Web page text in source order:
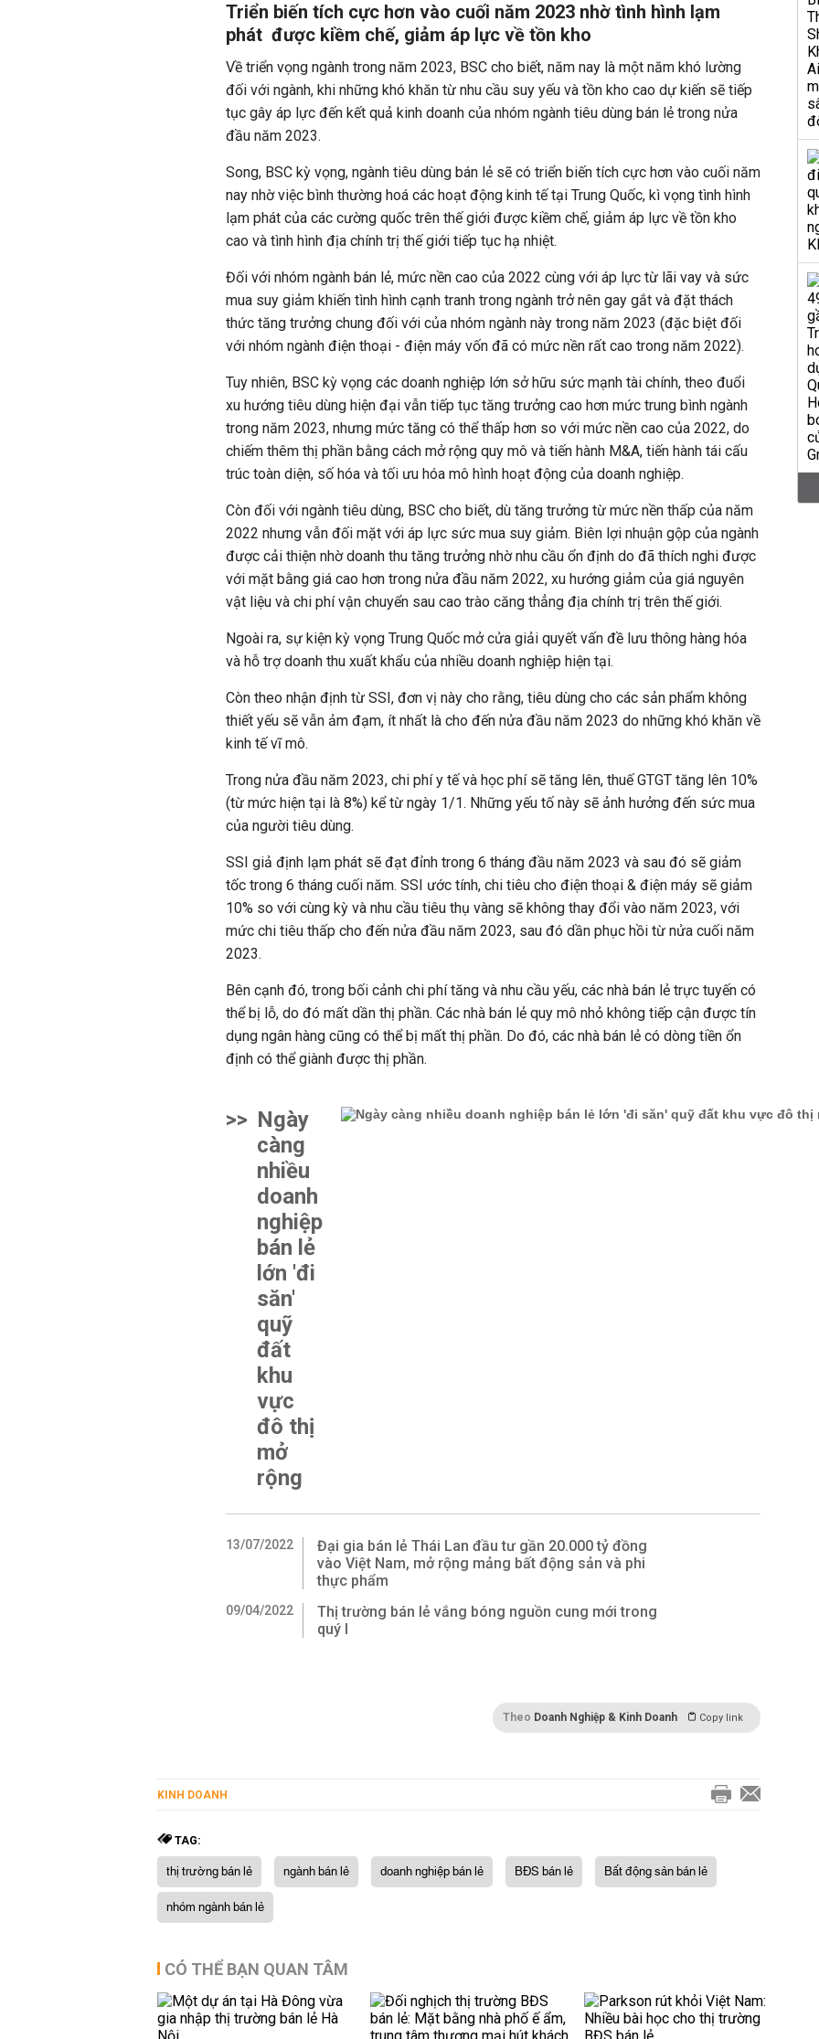
Triển biến tích cực hơn vào cuối năm 2023 nhờ tình hình lạm
phát được kiềm chế, giảm áp lực về tồn kho
Về triển vọng ngành trong năm 2023, BSC cho biết, năm nay là một năm khó lường
đối với ngành, khi những khó khăn từ nhu cầu suy yếu và tồn kho cao dự kiến sẽ tiếp
tục gây áp lực đến kết quả kinh doanh của nhóm ngành tiêu dùng bán lẻ trong nửa
đầu năm 2023.
Song, BSC kỳ vọng, ngành tiêu dùng bán lẻ sẽ có triển biến tích cực hơn vào cuối năm
nay nhờ việc bình thường hoá các hoạt động kinh tế tại Trung Quốc, kì vọng tình hình
lạm phát của các cường quốc trên thế giới được kiềm chế, giảm áp lực về tồn kho
cao và tình hình địa chính trị thế giới tiếp tục hạ nhiệt.
Đối với nhóm ngành bán lẻ, mức nền cao của 2022 cùng với áp lực từ lãi vay và sức
mua suy giảm khiến tình hình cạnh tranh trong ngành trở nên gay gắt và đặt thách
thức tăng trưởng chung đối với của nhóm ngành này trong năm 2023 (đặc biệt đối
với nhóm ngành điện thoại - điện máy vốn đã có mức nền rất cao trong năm 2022).
Tuy nhiên, BSC kỳ vọng các doanh nghiệp lớn sở hữu sức mạnh tài chính, theo đuổi
xu hướng tiêu dùng hiện đại vẫn tiếp tục tăng trưởng cao hơn mức trung bình ngành
trong năm 2023, nhưng mức tăng có thể thấp hơn so với mức nền cao của 2022, do
chiếm thêm thị phần bằng cách mở rộng quy mô và tiến hành M&A, tiến hành tái cấu
trúc toàn diện, số hóa và tối ưu hóa mô hình hoạt động của doanh nghiệp.
Còn đối với ngành tiêu dùng, BSC cho biết, dù tăng trưởng từ mức nền thấp của năm
2022 nhưng vẫn đối mặt với áp lực sức mua suy giảm. Biên lợi nhuận gộp của ngành
được cải thiện nhờ doanh thu tăng trưởng nhờ nhu cầu ổn định do đã thích nghi được
với mặt bằng giá cao hơn trong nửa đầu năm 2022, xu hướng giảm của giá nguyên
vật liệu và chi phí vận chuyển sau cao trào căng thẳng địa chính trị trên thế giới.
Ngoài ra, sự kiện kỳ vọng Trung Quốc mở cửa giải quyết vấn đề lưu thông hàng hóa
và hỗ trợ doanh thu xuất khẩu của nhiều doanh nghiệp hiện tại.
Còn theo nhận định từ SSI, đơn vị này cho rằng, tiêu dùng cho các sản phẩm không
thiết yếu sẽ vẫn ảm đạm, ít nhất là cho đến nửa đầu năm 2023 do những khó khăn về
kinh tế vĩ mô.
Trong nửa đầu năm 2023, chi phí y tế và học phí sẽ tăng lên, thuế GTGT tăng lên 10%
(từ mức hiện tại là 8%) kể từ ngày 1/1. Những yếu tố này sẽ ảnh hưởng đến sức mua
của người tiêu dùng.
SSI giả định lạm phát sẽ đạt đỉnh trong 6 tháng đầu năm 2023 và sau đó sẽ giảm
tốc trong 6 tháng cuối năm. SSI ước tính, chi tiêu cho điện thoại & điện máy sẽ giảm
10% so với cùng kỳ và nhu cầu tiêu thụ vàng sẽ không thay đổi vào năm 2023, với
mức chi tiêu thấp cho đến nửa đầu năm 2023, sau đó dần phục hồi từ nửa cuối năm
2023.
Bên cạnh đó, trong bối cảnh chi phí tăng và nhu cầu yếu, các nhà bán lẻ trực tuyến có
thể bị lỗ, do đó mất dần thị phần. Các nhà bán lẻ quy mô nhỏ không tiếp cận được tín
dụng ngân hàng cũng có thể bị mất thị phần. Do đó, các nhà bán lẻ có dòng tiền ổn
định có thể giành được thị phần.
>> Ngày
càng
nhiều
doanh
nghiệp
bán lẻ
lớn 'đi
săn'
quỹ
đất
khu
vực
đô thị
mở
rộng
13/07/2022
Đại gia bán lẻ Thái Lan đầu tư gần 20.000 tỷ đồng
vào Việt Nam, mở rộng mảng bất động sản và phi
thực phẩm
09/04/2022
Thị trường bán lẻ vắng bóng nguồn cung mới trong
quý I
Theo Doanh Nghiệp & Kinh Doanh Copy link
KINH DOANH
TAG:
thị trường bán lẻ ngành bán lẻ doanh nghiệp bán lẻ BĐS bán lẻ
Bất động sản bán lẻ
nhóm ngành bán lẻ
CÓ THỂ BẠN QUAN TÂM